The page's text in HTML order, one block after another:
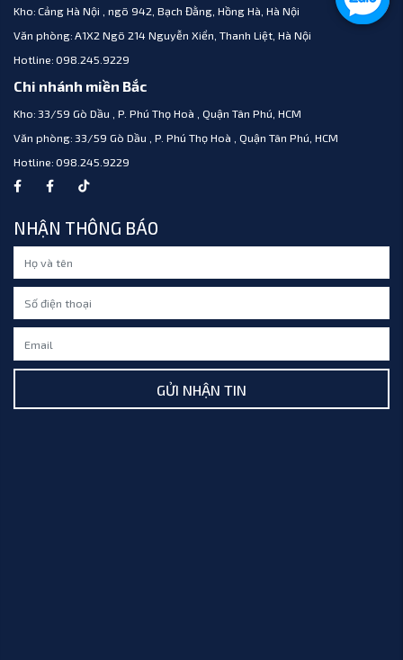
Kho: Cảng Hà Nội , ngõ 942, Bạch Đằng, Hồng Hà, Hà Nội
Văn phòng: A1X2 Ngõ 214 Nguyễn Xiển, Thanh Liệt, Hà Nội
Hotline: 098.245.9229
Chi nhánh miền Bắc
Kho: 33/59 Gò Dầu , P. Phú Thọ Hoà , Quận Tân Phú, HCM
Văn phòng: 33/59 Gò Dầu , P. Phú Thọ Hoà , Quận Tân Phú, HCM
Hotline: 098.245.9229
NHẬN THÔNG BÁO
GỬI NHẬN TIN